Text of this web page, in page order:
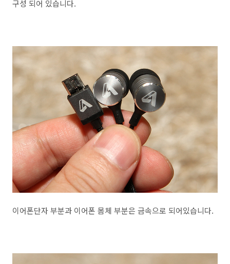
구성 되어 있습니다.
이어폰단자 부분과 이어폰 몸체 부분은 금속으로 되어있습니다.